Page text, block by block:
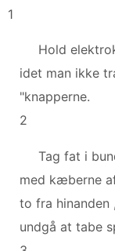
1
Hold
idet man ikke
"knapperne.
2
Tag fat i
med kæberne
to fra
undgå at tabe